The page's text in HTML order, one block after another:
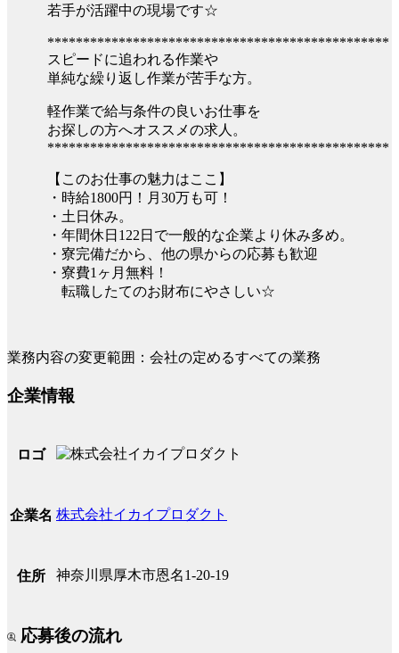
若手が活躍中の現場です☆
************************************************
スピードに追われる作業や
単純な繰り返し作業が苦手な方。
軽作業で給与条件の良いお仕事を
お探しの方へオススメの求人。
************************************************
【このお仕事の魅力はここ】
・時給1800円！月30万も可！
・土日休み。
・年間休日122日で一般的な企業より休み多め。
・寮完備だから、他の県からの応募も歓迎
・寮費1ヶ月無料！
転職したてのお財布にやさしい☆
業務内容の変更範囲：会社の定めるすべての業務
企業情報
ロゴ
企業名 株式会社イカイプロダクト
住所 神奈川県厚木市恩名1-20-19
応募後の流れ